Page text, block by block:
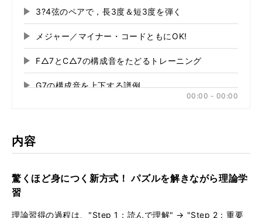
量
に
り
え
再
生
す
る
3?4弦のペアで，長3度＆短3度を弾く
再
生
す
る
メジャー／マイナー・コードともにOK!
再
生
す
F△7とC△7の構成音をたどるトレーニング
再
G7の構成音を上下する譜例
す
る
再
生
る
生
す
再
す
3種類のマイナー・コードのアルペジオ
再
00:00 - 00:00
内容
驚くほど身につく新方式！ パズルを解きながら理論学
習
理論習得の過程は、"Step 1：読んで理解" → "Step 2：重要